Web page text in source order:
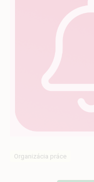
Organizácia práce